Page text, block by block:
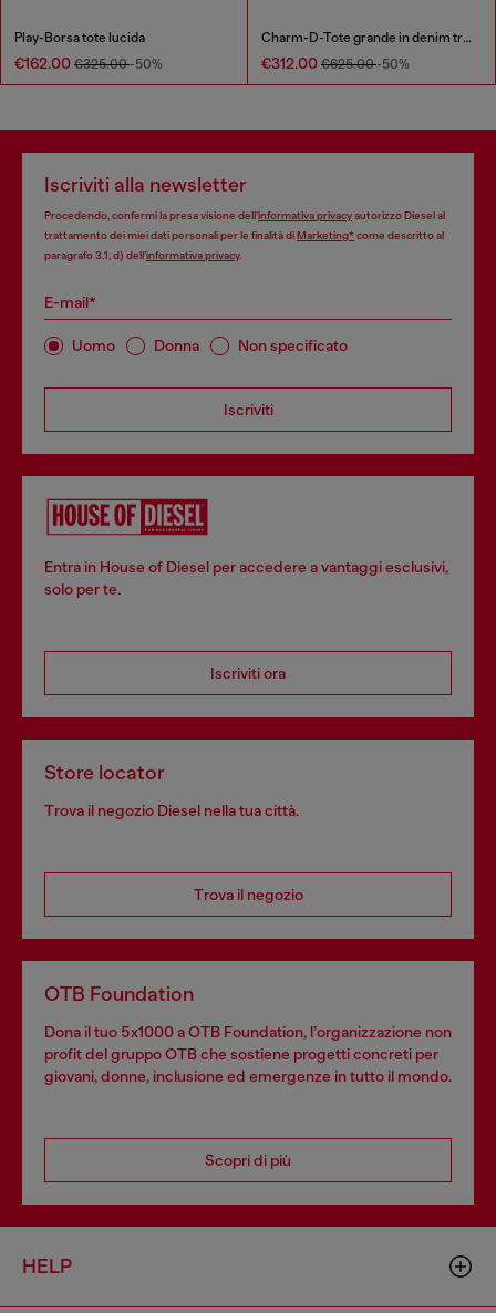
Play-Borsa tote lucida
€162.00 €325.00-50%
Charm-D-Tote grande in denim trapuntato
€312.00 €625.00-50%
Iscriviti alla newsletter
Procedendo, confermi la presa visione dell’informativa privacyautorizzo Diesel al
trattamento dei miei dati personali per le finalità diMarketing*come descritto al
paragrafo 3.1, d) dell’informativa privacy.
E-mail*
Uomo Donna Non specificato
Iscriviti
Entra in House of Diesel per accedere a vantaggi esclusivi,
solo per te.
Iscriviti ora
Store locator
Trova il negozio Diesel nella tua città.
Trova il negozio
OTB Foundation
Dona il tuo 5x1000 a OTB Foundation, l’organizzazione non
profit del gruppo OTB che sostiene progetti concreti per
giovani, donne, inclusione ed emergenze in tutto il mondo.
Scopri di più
HELP